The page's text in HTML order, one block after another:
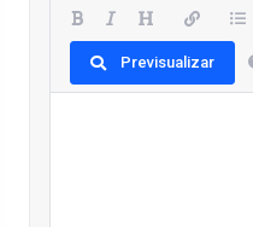
Previsualizar